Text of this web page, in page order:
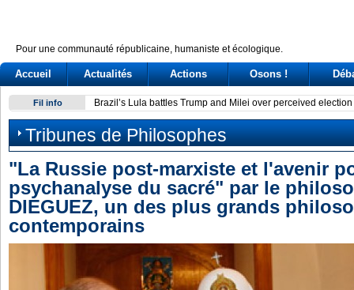
Pour une communauté républicaine, humaniste et écologique.
Accueil Actualités Actions Osons !
Fil info Brazil’s Lula battles Trump and Milei over perceived
Tribunes de Philosophes
"La Russie post-marxiste et l'avenir
psychanalyse du sacré" par le
DIEGUEZ, un des plus grands
contemporains